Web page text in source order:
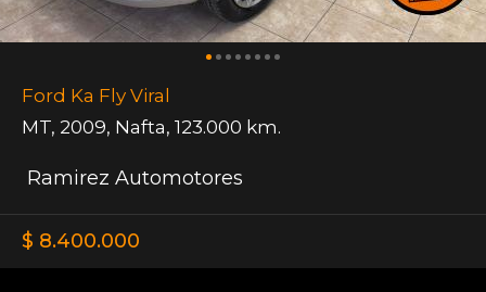
Ford Ka Fly Viral
MT, 2009, Nafta, 123.000 km.
Ramirez Automotores
$ 8.400.000